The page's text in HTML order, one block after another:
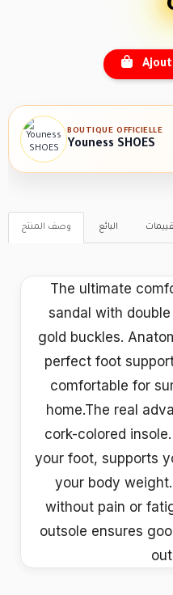
BOUTIQUE OFFICIELLE
Youness SHOES
وصف المنتج البائع
The ultimate
sandal with
gold buckles.
perfect foot
comfortable for
home.The real
cork-colored
your foot, supports
your body
without pain or
outsole ensures